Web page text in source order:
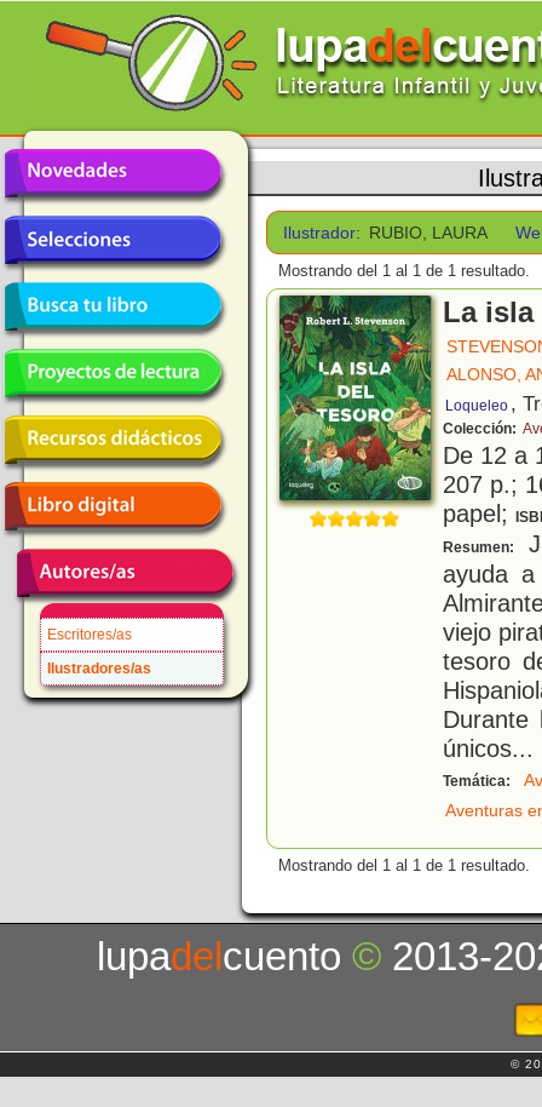
Escritores/as
Ilustradores/as
Ilustrador: RUBIO, LAURA
Mostrando del 1 al 1 de 1 resultado.
La
ALONSO,
Loqueleo ,
Colección:
De 12 a
207 p.;
papel;
Resumen:
ayuda
viejo
tesoro
Durante
únicos...
Temática:
Aventuras
Mostrando del 1 al 1 de 1 resultado.
lupadelcuento© 2013-
©